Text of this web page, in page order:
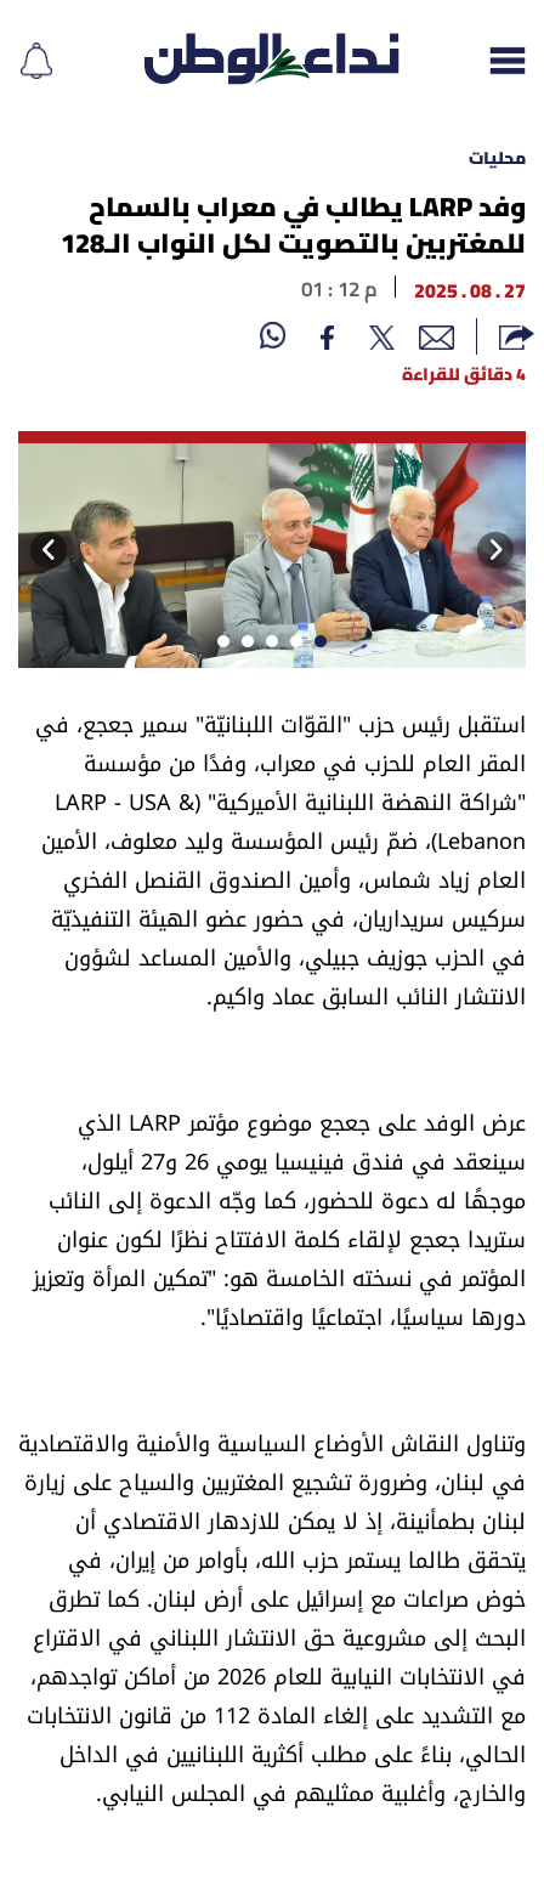
إقرأ الجريدة
لبنان
الغلاف
نداء اليوم
محليات
أسرار
متفرقات
خاص الموقع
كتّابنا
تحت المجهر
آراء
العالم
الصحافة الإسرائيلية
ثقافة وفنون
فصل من كتاب
كاميرا
سجالات
صحّة وصحن
الرياضة
منوّعات
حظّك اليوم
محليات
وفد LARP يطالب في معراب بالسماح
للمغتربين بالتصويت لكل النواب الـ128
27 . 08 . 2025 01 : 12 م
4 دقائق للقراءة
استقبل رئيس حزب "القوّات اللبنانيّة" سمير جعجع، في
المقر العام للحزب في معراب، وفدًا من مؤسسة
"شراكة النهضة اللبنانية الأميركية" (LARP - USA &
Lebanon)، ضمّ رئيس المؤسسة وليد معلوف، الأمين
العام زياد شماس، وأمين الصندوق القنصل الفخري
سركيس سريداريان، في حضور عضو الهيئة التنفيذيّة
في الحزب جوزيف جبيلي، والأمين المساعد لشؤون
الانتشار النائب السابق عماد واكيم.
عرض الوفد على جعجع موضوع مؤتمر LARP الذي
سينعقد في فندق فينيسيا يومي 26 و27 أيلول،
موجهًا له دعوة للحضور، كما وجّه الدعوة إلى النائب
ستريدا جعجع لإلقاء كلمة الافتتاح نظرًا لكون عنوان
المؤتمر في نسخته الخامسة هو: "تمكين المرأة وتعزيز
دورها سياسيًا، اجتماعيًا واقتصاديًا".
وتناول النقاش الأوضاع السياسية والأمنية والاقتصادية
في لبنان، وضرورة تشجيع المغتربين والسياح على زيارة
لبنان بطمأنينة، إذ لا يمكن للازدهار الاقتصادي أن
يتحقق طالما يستمر حزب الله، بأوامر من إيران، في
خوض صراعات مع إسرائيل على أرض لبنان. كما تطرق
البحث إلى مشروعية حق الانتشار اللبناني في الاقتراع
في الانتخابات النيابية للعام 2026 من أماكن تواجدهم،
مع التشديد على إلغاء المادة 112 من قانون الانتخابات
الحالي، بناءً على مطلب أكثرية اللبنانيين في الداخل
والخارج، وأغلبية ممثليهم في المجلس النيابي.